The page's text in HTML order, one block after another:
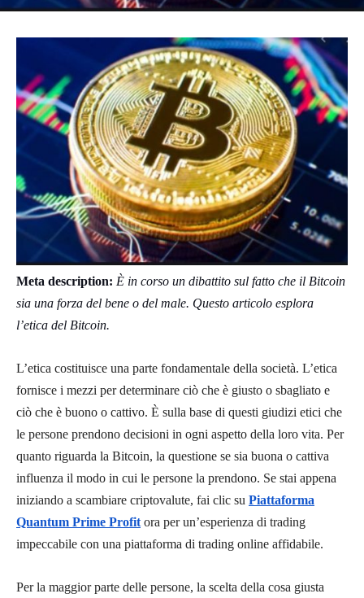
Meta description: È in corso un dibattito sul fatto che il Bitcoin
sia una forza del bene o del male. Questo articolo esplora
l’etica del Bitcoin.
L’etica costituisce una parte fondamentale della società. L’etica
fornisce i mezzi per determinare ciò che è giusto o sbagliato e
ciò che è buono o cattivo. È sulla base di questi giudizi etici che
le persone prendono decisioni in ogni aspetto della loro vita. Per
quanto riguarda la Bitcoin, la questione se sia buona o cattiva
influenza il modo in cui le persone la prendono. Se stai appena
iniziando a scambiare criptovalute, fai clic su Piattaforma
Quantum Prime Profit ora per un’esperienza di trading
impeccabile con una piattaforma di trading online affidabile.
Per la maggior parte delle persone, la scelta della cosa giusta